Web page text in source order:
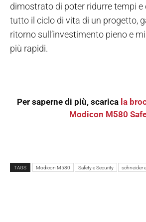
dimostrato di poter ridurre tempi
tutto il ciclo di vita di un progetto,
ritorno sull’investimento pieno e
più rapidi.
Per saperne di più, scarica la
Modicon M580
TAGS Modicon M580 Safety e Security schneider